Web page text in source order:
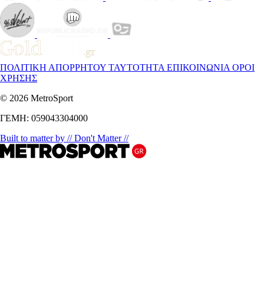
ΠΟΛΙΤΙΚΗ ΑΠΟΡΡΗΤΟΥ ΤΑΥΤΟΤΗΤΑ ΕΠΙΚΟΙΝΩΝΙΑ ΟΡΟΙ
ΧΡΗΣΗΣ
© 2026 MetroSport
ΓΕΜΗ: 059043304000
Built to matter by // Don't Matter //